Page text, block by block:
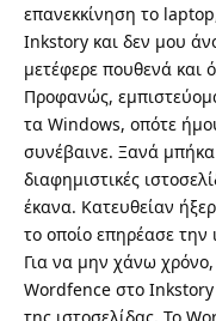
επανεκκίνηση το
Inkstory και δεν μου
μετέφερε πουθενά και
Προφανώς,
τα Windows, οπότε
συνέβαινε. Ξανά μπήκα
διαφημιστικές
έκανα. Κατευθείαν
το οποίο επηρέασε την
Για να μην χάνω
Wordfence στο